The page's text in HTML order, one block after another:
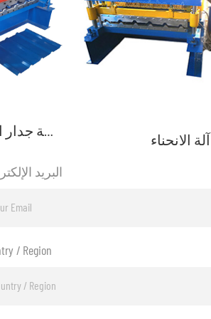
آلة الانحناء
البريد
/ Region